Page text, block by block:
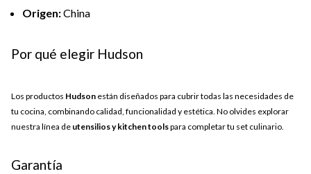
Origen:China
Por qué elegir Hudson
Los productos Hudson están diseñados para cubrir todas las necesidades de
tu cocina, combinando calidad, funcionalidad y estética. No olvides explorar
nuestra línea de utensilios y kitchen toolspara completar tu set culinario.
Garantía